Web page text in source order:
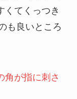
くてくっつき
も良いところ
角が指に刺さ